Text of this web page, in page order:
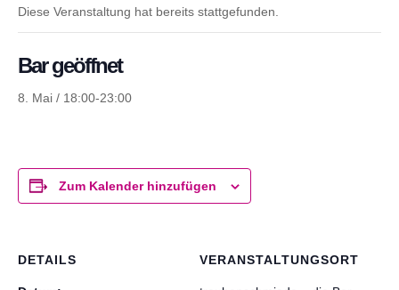
Diese Veranstaltung hat bereits stattgefunden.
Bar geöffnet
8. Mai / 18:00-23:00
Zum Kalender hinzufügen
DETAILS VERANSTALTUNGSORT